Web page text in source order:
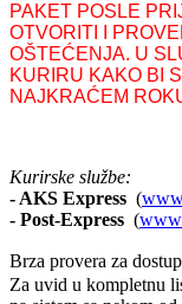
PAKET POSLE
OTVORITI I
OŠTEĆENJA. U
KURIRU KAKO BI
NAJKRAĆEM
Kurirske službe:
- AKS Express (
- Post-Express (
Brza provera za
Za uvid u kompletnu